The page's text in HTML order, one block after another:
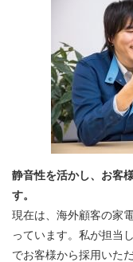
静音性を活かし、お客
す。
現在は、海外顧客の家
っています。私が担当
でお客様から採用いた